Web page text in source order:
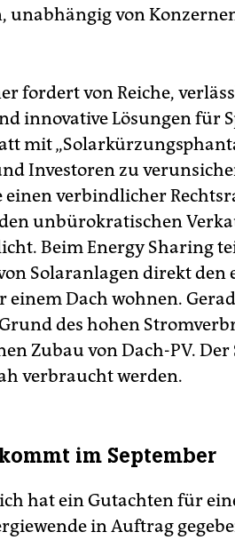
unabhängig von
fordert von Reiche,
innovative Lösungen für
mit
Investoren zu
einen verbindlicher
unbürokratischen
Beim Energy Sharing
Solaranlagen direkt den
einem Dach wohnen.
des hohen
Zubau von Dach-PV.
verbraucht werden.
im September
hat ein Gutachten für
in Auftrag